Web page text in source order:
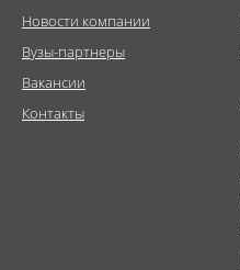
Новости компании
Вузы-партнеры
Вакансии
Контакты